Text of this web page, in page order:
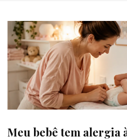
Meu bebê tem alergia